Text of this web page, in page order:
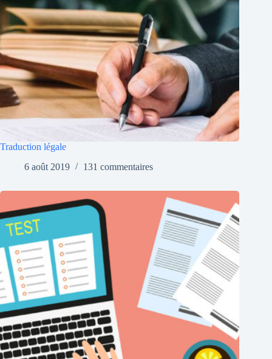
Traduction légale
6 août 2019
131 commentaires